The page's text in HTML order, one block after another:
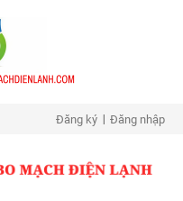
Ngô Thì Nhậm, Phường Tân
Đăng ký Đăng nhập